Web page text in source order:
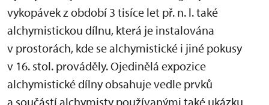
vykopávek z období 3 tisíce let př. n. l. také
alchymistickou dílnu, která je instalována
v prostorách, kde se alchymistické i jiné pokusy
v 16. stol. prováděly. Ojedinělá expozice
alchymistické dílny obsahuje vedle prvků
a součástí alchymisty používanými také ukázku